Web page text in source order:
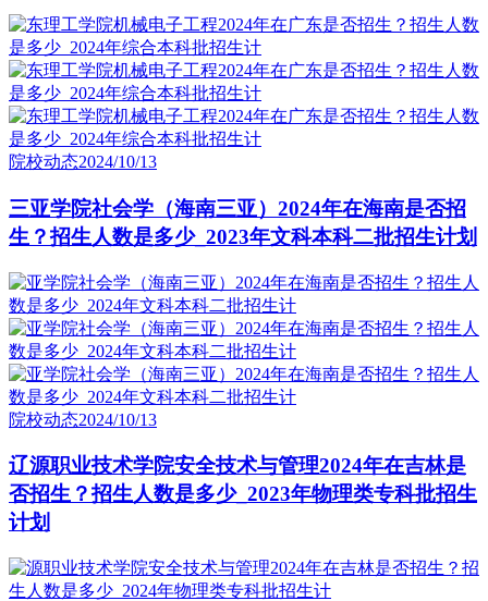
院校动态2024/10/13
三亚学院社会学（海南三亚）2024年在海南是否招
生？招生人数是多少_2023年文科本科二批招生计划
院校动态2024/10/13
辽源职业技术学院安全技术与管理2024年在吉林是
否招生？招生人数是多少_2023年物理类专科批招生
计划